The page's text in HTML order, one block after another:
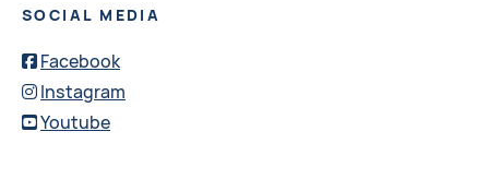
SOCIAL MEDIA
Facebook
Instagram
Youtube